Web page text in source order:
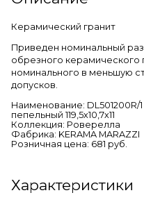
Керамический гранит
Приведен номинальный
обрезного керамического
номинального в меньшую
допусков.
Наименование:
пепельный 119,5х10,7х11
Коллекция: Роверелла
Фабрика: KERAMA MARAZZI
Розничная цена: 681 руб.
Характеристики